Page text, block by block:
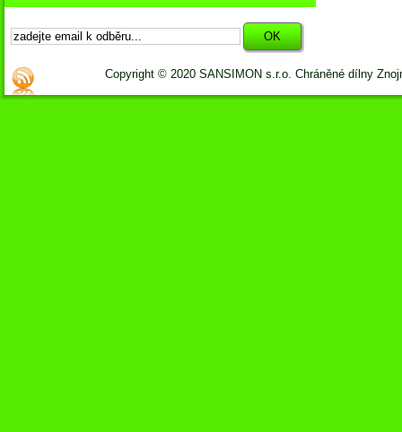
Copyright © 2020 SANSIMON s.r.o. Chráněné dílny